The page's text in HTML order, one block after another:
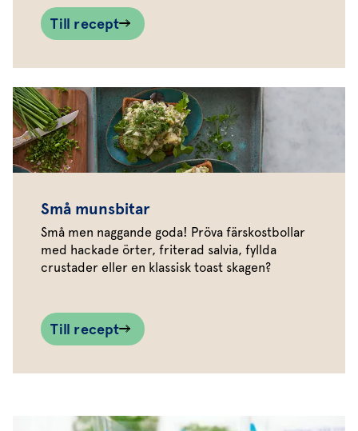
Till recept
Små munsbitar
Små men naggande goda! Pröva färskostbollar
med hackade örter, friterad salvia, fyllda
crustader eller en klassisk toast skagen?
Till recept